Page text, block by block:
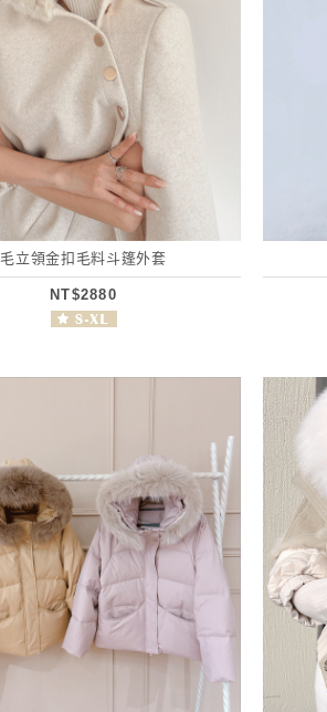
毛立領金扣毛料斗篷外套
NT$2880